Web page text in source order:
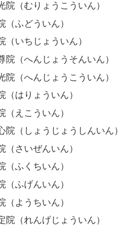
（むりょうこういん）
ふどういん）
いちじょういん）
（へんじょうそんいん）
（へんじょうこういん）
はりょういん）
えこういん）
（しょうじょうしんいん）
さいぜんいん）
ふくちいん）
ふげんいん）
ようちいん）
（れんげじょういん）